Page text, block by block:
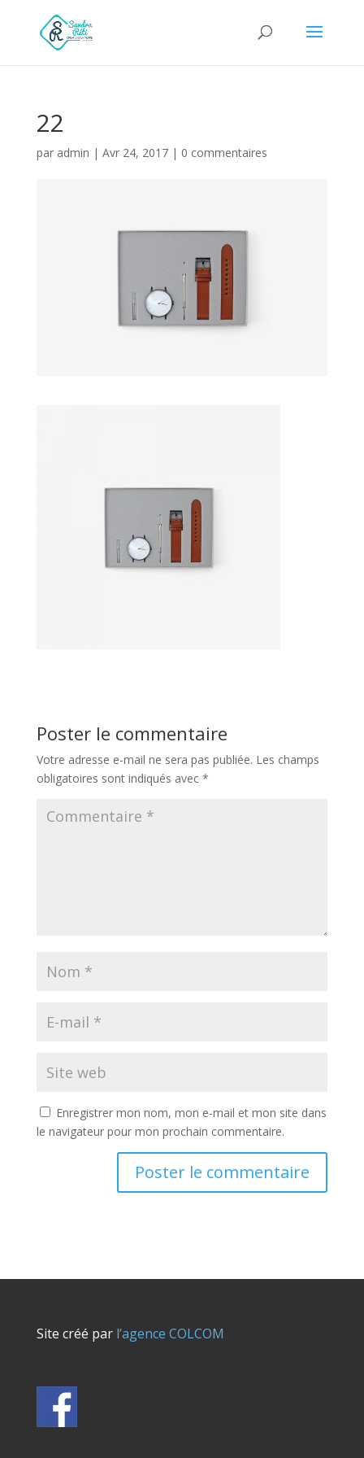
22
par admin | Avr 24, 2017| 0 commentaires
Poster le commentaire
Votre adresse e-mail ne sera pas publiée. Les champs
obligatoires sont indiqués avec *
Enregistrer mon nom, mon e-mail et mon site dans
le navigateur pour mon prochain commentaire.
Site créé parl’agence COLCOM